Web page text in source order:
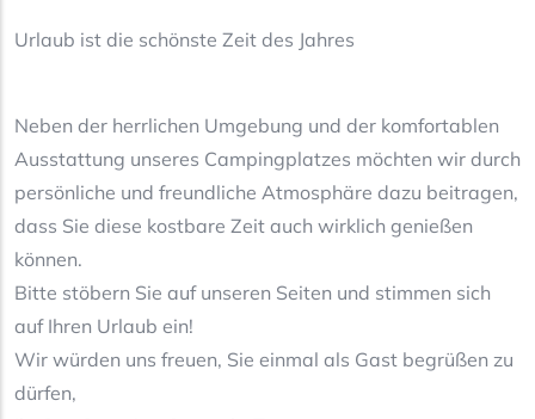
Urlaub ist die schönste Zeit des Jahres
Neben der herrlichen Umgebung und der komfortablen
Ausstattung unseres Campingplatzes möchten wir durch
persönliche und freundliche Atmosphäre dazu beitragen,
dass Sie diese kostbare Zeit auch wirklich genießen
können.
Bitte stöbern Sie auf unseren Seiten und stimmen sich
auf Ihren Urlaub ein!
Wir würden uns freuen, Sie einmal als Gast begrüßen zu
dürfen,